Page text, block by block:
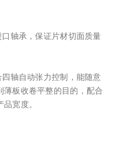
轴承，保证片材切面质量
轴自动张力控制，能随意
板收卷平整的目的，配合
宽度。